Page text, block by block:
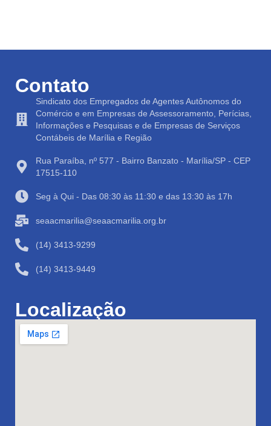
Contato
Sindicato dos Empregados de Agentes Autônomos do
Comércio e em Empresas de Assessoramento, Perícias,
Informações e Pesquisas e de Empresas de Serviços
Contábeis de Marília e Região
Rua Paraíba, nº 577 - Bairro Banzato - Marília/SP - CEP
17515-110
Seg à Qui - Das 08:30 às 11:30 e das 13:30 às 17h
seaacmarilia@seaacmarilia.org.br
(14) 3413-9299
(14) 3413-9449
Localização